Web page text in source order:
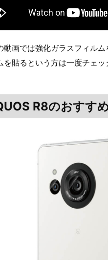
動画では強化ガラスフィル
を貼るという方は一度チェ
R8のおすす